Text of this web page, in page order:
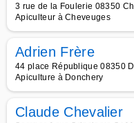
3 rue de la Foulerie 08350
Apiculteur à Cheveuges
Adrien Frère
44 place République 08350
Apiculture à Donchery
Claude Chevalier